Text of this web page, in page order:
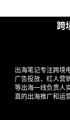
跨
出海笔记专注跨境
广告投放，红人营
等出海一线负责人
直的出海推广和运